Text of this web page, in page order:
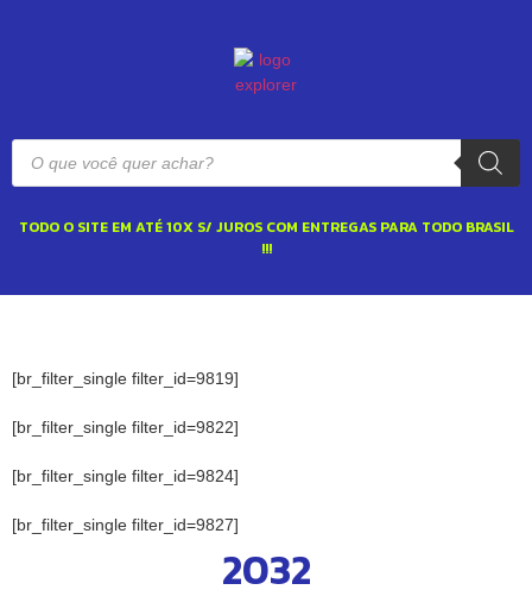
TODO O SITE EM ATÉ 10X S/ JUROS COM ENTREGAS PARA TODO BRASIL
!!!
[br_filter_single filter_id=9819]
[br_filter_single filter_id=9822]
[br_filter_single filter_id=9824]
[br_filter_single filter_id=9827]
2032